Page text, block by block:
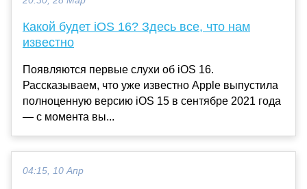
Какой будет iOS 16? Здесь все, что нам
известно
Появляются первые слухи об iOS 16.
Рассказываем, что уже известно Apple выпустила
полноценную версию iOS 15 в сентябре 2021 года
— с момента вы...
04:15, 10 Апр